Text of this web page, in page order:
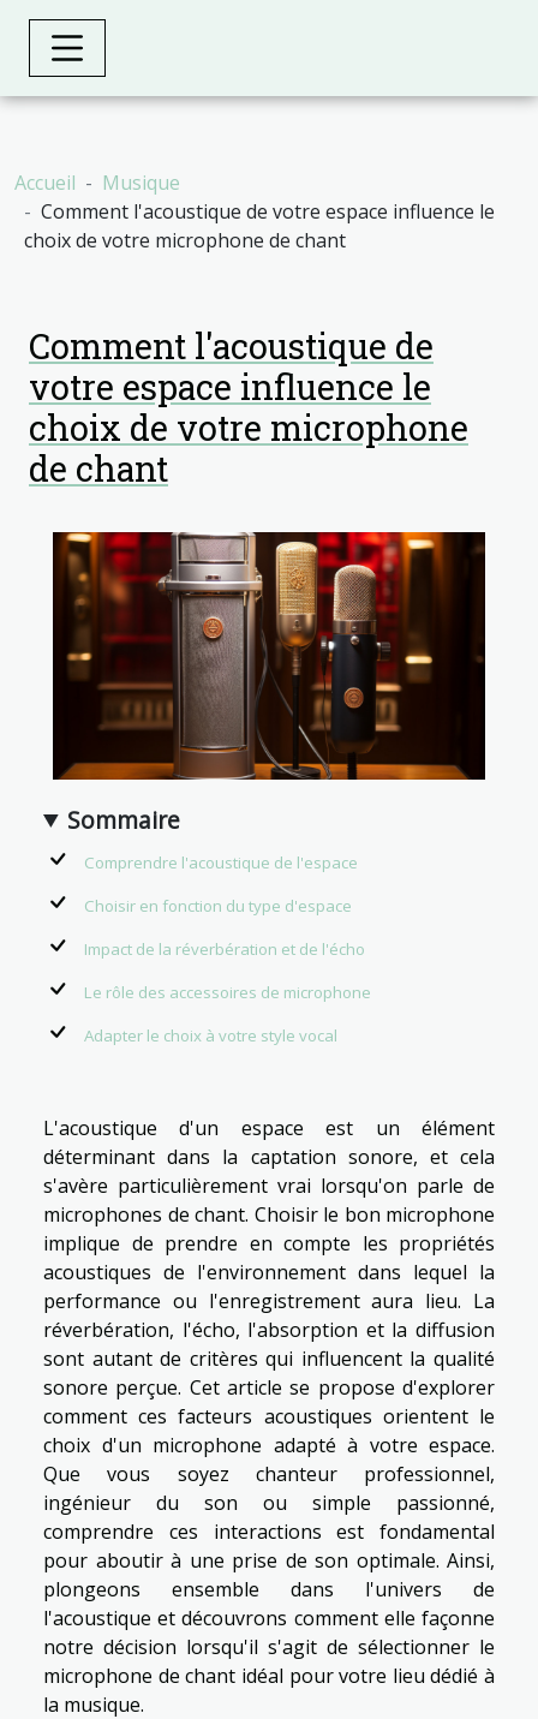
Accueil
Musique
Comment l'acoustique de votre espace influence le
choix de votre microphone de chant
Comment l'acoustique de
votre espace influence le
choix de votre microphone
de chant
Sommaire
Comprendre l'acoustique de l'espace
Choisir en fonction du type d'espace
Impact de la réverbération et de l'écho
Le rôle des accessoires de microphone
Adapter le choix à votre style vocal
L'acoustique d'un espace est un élément
déterminant dans la captation sonore, et cela
s'avère particulièrement vrai lorsqu'on parle de
microphones de chant. Choisir le bon microphone
implique de prendre en compte les propriétés
acoustiques de l'environnement dans lequel la
performance ou l'enregistrement aura lieu. La
réverbération, l'écho, l'absorption et la diffusion
sont autant de critères qui influencent la qualité
sonore perçue. Cet article se propose d'explorer
comment ces facteurs acoustiques orientent le
choix d'un microphone adapté à votre espace.
Que vous soyez chanteur professionnel,
ingénieur du son ou simple passionné,
comprendre ces interactions est fondamental
pour aboutir à une prise de son optimale. Ainsi,
plongeons ensemble dans l'univers de
l'acoustique et découvrons comment elle façonne
notre décision lorsqu'il s'agit de sélectionner le
microphone de chant idéal pour votre lieu dédié à
la musique.